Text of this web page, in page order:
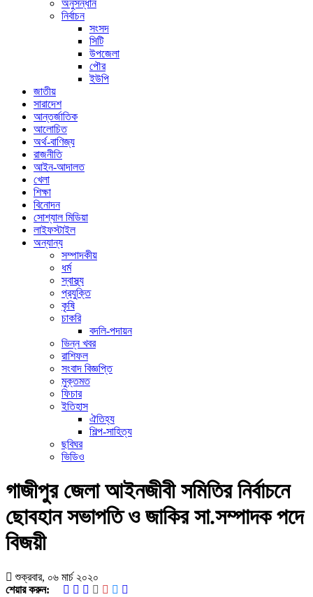
অনুসন্ধান
নির্বাচন
সংসদ
সিটি
উপজেলা
পৌর
ইউপি
জাতীয়
সারাদেশ
আন্তর্জাতিক
আলোচিত
অর্থ-বাণিজ্য
রাজনীতি
আইন-আদালত
খেলা
শিক্ষা
বিনোদন
সোশ্যাল মিডিয়া
লাইফস্টাইল
অন্যান্য
সম্পাদকীয়
ধর্ম
স্বাস্থ্য
প্রযুক্তি
কৃষি
চাকরি
বদলি-পদায়ন
ভিন্ন খবর
রাশিফল
সংবাদ বিজ্ঞপ্তি
মুক্তমত
ফিচার
ইতিহাস
ঐতিহ্য
শিল্প-সাহিত্য
ছবিঘর
ভিডিও
গাজীপুর জেলা আইনজীবী সমিতির নির্বাচনে
ছোবহান সভাপতি ও জাকির সা.সম্পাদক পদে
বিজয়ী
শুক্রবার, ০৬ মার্চ ২০২০
শেয়ার করুন: